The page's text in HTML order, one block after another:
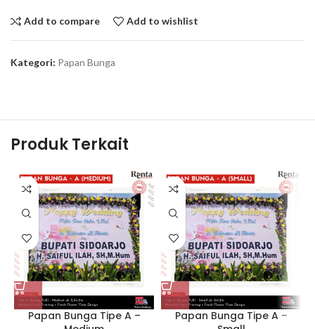
Add to compare Add to wishlist
Kategori: Papan Bunga
Produk Terkait
Papan Bunga Tipe A –
Papan Bunga Tipe A –